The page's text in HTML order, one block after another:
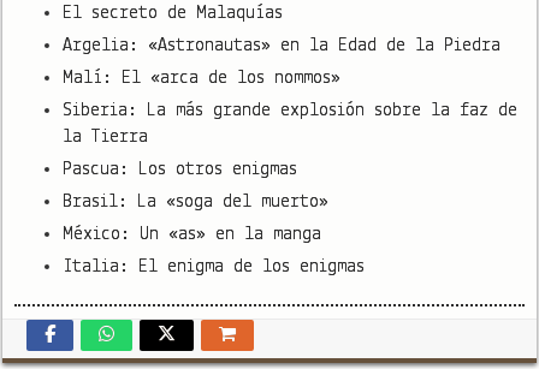
El secreto de Malaquías
Argelia: «Astronautas» en la Edad de la Piedra
Malí: El «arca de los nommos»
Siberia: La más grande explosión sobre la faz de
la Tierra
Pascua: Los otros enigmas
Brasil: La «soga del muerto»
México: Un «as» en la manga
Italia: El enigma de los enigmas